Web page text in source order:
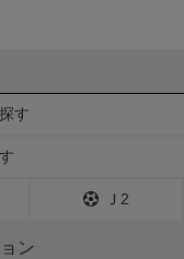
す
Ｊ2
ン